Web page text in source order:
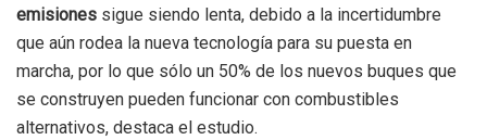
emisiones sigue siendo lenta, debido a la incertidumbre
que aún rodea la nueva tecnología para su puesta en
marcha, por lo que sólo un 50% de los nuevos buques que
se construyen pueden funcionar con combustibles
alternativos, destaca el estudio.